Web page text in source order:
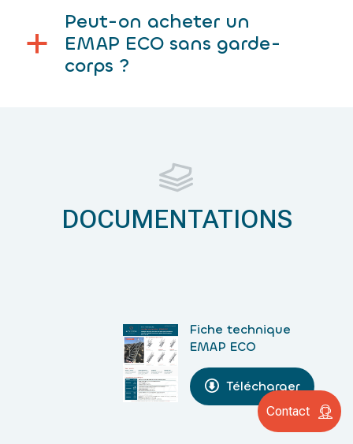
a
Peut-on acheter un
EMAP ECO sans garde-
corps ?
DOCUMENTATIONS
Fiche technique
EMAP ECO
Télécharger
Contact